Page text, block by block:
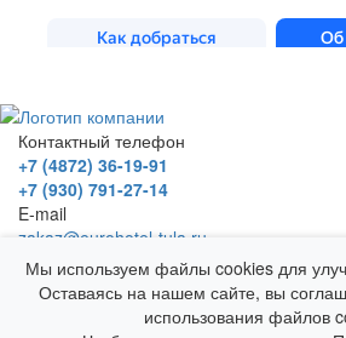
Контактный телефон
+7 (4872) 36-19-91
+7 (930) 791-27-14
E-mail
zakaz@eurohotel-tula.ru
Адрес
г. Тула, ул. Войкова, д. 39
Гостевой Дом "Европейский"
Мы используем файлы cookies для
Оставаясь на нашем сайте, вы
использования файлов